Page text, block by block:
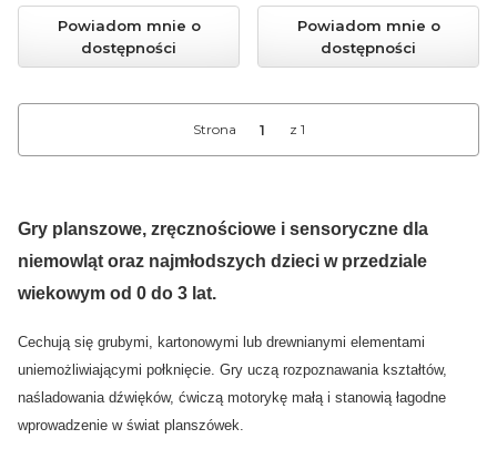
Powiadom mnie o
dostępności
Powiadom mnie o
dostępności
Strona z 1
Gry planszowe, zręcznościowe i sensoryczne dla
niemowląt oraz najmłodszych dzieci w przedziale
wiekowym od 0 do 3 lat.
Cechują się grubymi, kartonowymi lub drewnianymi elementami
uniemożliwiającymi połknięcie. Gry uczą rozpoznawania kształtów,
naśladowania dźwięków, ćwiczą motorykę małą i stanowią łagodne
wprowadzenie w świat planszówek.